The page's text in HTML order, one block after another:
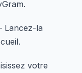
la
votre